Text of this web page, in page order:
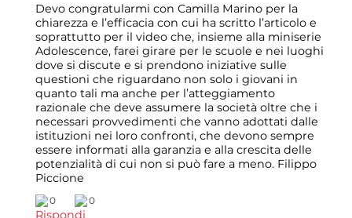
Devo congratularmi con Camilla Marino per la
chiarezza e l’efficacia con cui ha scritto l’articolo e
soprattutto per il video che, insieme alla miniserie
Adolescence, farei girare per le scuole e nei luoghi
dove si discute e si prendono iniziative sulle
questioni che riguardano non solo i giovani in
quanto tali ma anche per l’atteggiamento
razionale che deve assumere la società oltre che i
necessari provvedimenti che vanno adottati dalle
istituzioni nei loro confronti, che devono sempre
essere informati alla garanzia e alla crescita delle
potenzialità di cui non si può fare a meno. Filippo
Piccione
0 0
Rispondi